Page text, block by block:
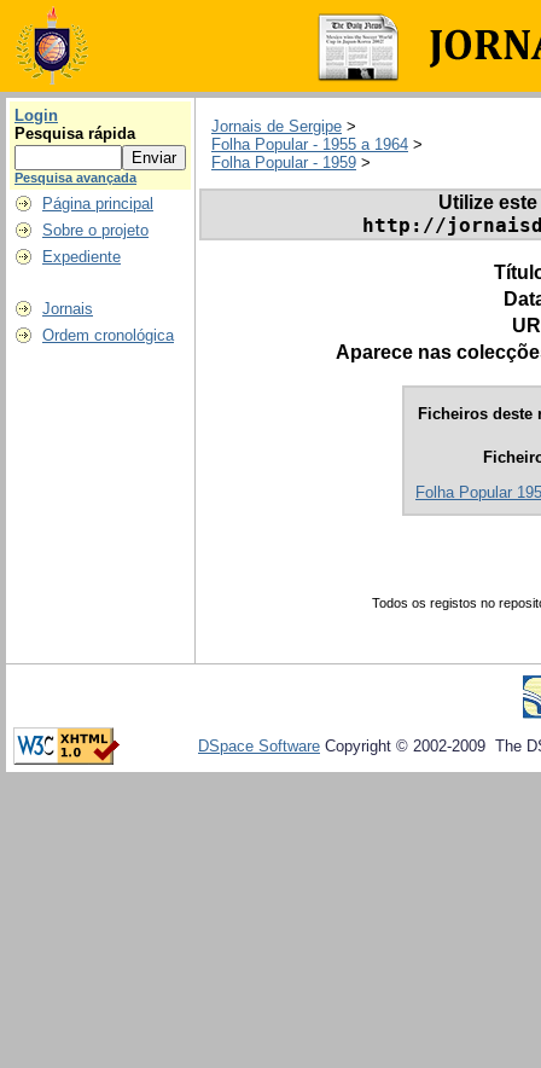
Login
Pesquisa rápida
Pesquisa avançada
Página principal
Sobre o projeto
Expediente
Jornais
Ordem cronológica
Jornais de Sergipe >
Folha Popular - 1955 a 1964 >
Folha Popular - 1959 >
Utilize
http://
Aparece nas
Ficheiros deste
Folha Popular
Todos os registos no
DSpace Software Copyright © 2002-2009 The